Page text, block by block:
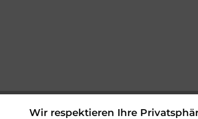
Wir respektieren Ihre